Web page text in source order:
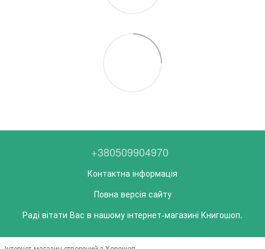
+380509904970
Контактна інформація
Повна версія сайту
Раді вітати Вас в нашому інтернет-магазині Книгошоп.